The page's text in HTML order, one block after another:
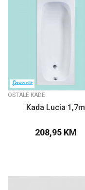
OSTALE KADE
Kada Lucia 1,7m
208,95 KM